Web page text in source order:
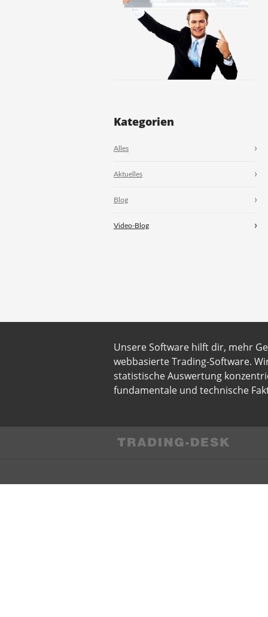
Kategorien
Alles
Aktuelles
Blog
Video-Blog
Unsere Software hilft dir, mehr
webbasierte Trading-Software.
statistische Auswertung
fundamentale und technische